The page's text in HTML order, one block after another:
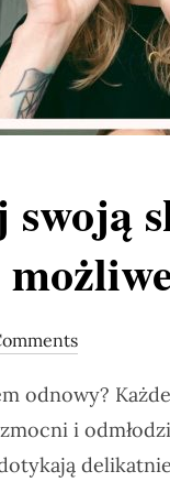
swoją
odnowy?
i